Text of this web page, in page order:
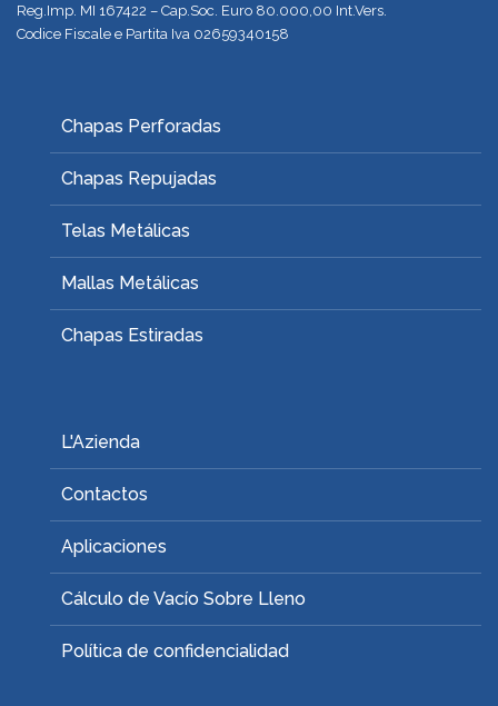
Reg.Imp. MI 167422 – Cap.Soc. Euro 80.000,00 Int.Vers.
Codice Fiscale e Partita Iva 02659340158
Chapas Perforadas
Chapas Repujadas
Telas Metálicas
Mallas Metálicas
Chapas Estiradas
L'Azienda
Contactos
Aplicaciones
Cálculo de Vacío Sobre Lleno
Política de confidencialidad